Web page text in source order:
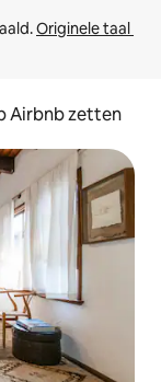
Originele taal
Airbnb zetten